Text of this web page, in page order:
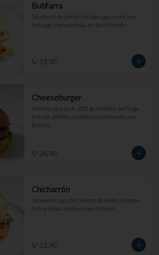
Butifarra
Sándwich de jamón del país gourmet, con
lechuga y salsa criolla, en pan francés.
S/ 23.90
Cheeseburger
Hamburguesa de 200 gr, cheddar, lechuga,
tomate, pickles, cebolla caramelizada, pan
brioche.
S/ 28.90
Chicharrón
Sándwich con chicharrón de cerdo, camote
frito y salsa criolla en pan francés.
S/ 23.90